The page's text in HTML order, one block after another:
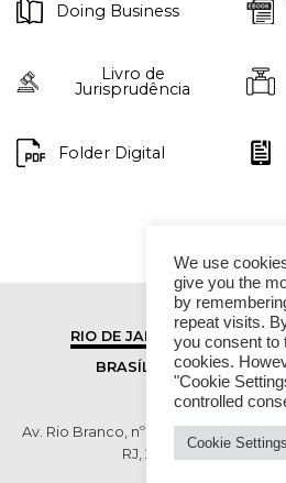
Doing Business
Livro de
Jurisprudência
Folder Digital
RIO DE JANEIRO
BRASÍLIA
Av. Rio Branco, nº 01, 14º andar - Ed.
RJ, 20090-003 TEL (55
We use
give you the
by
repeat visits.
you consent to
cookies.
"Cookie
controlled
Cookie Settings